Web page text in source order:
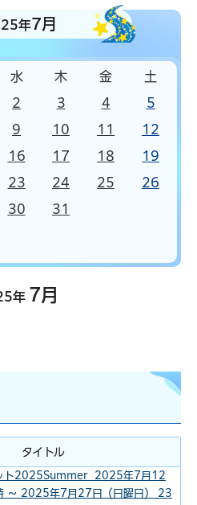
年7月
水 木 金 土
2 3 4 5
9 10 11 12
16 17 18 19
23 24 25 26
30 31
年 7月
タイトル
ット2025Summer 2025年7月12
～ 2025年7月27日（日曜日） 23